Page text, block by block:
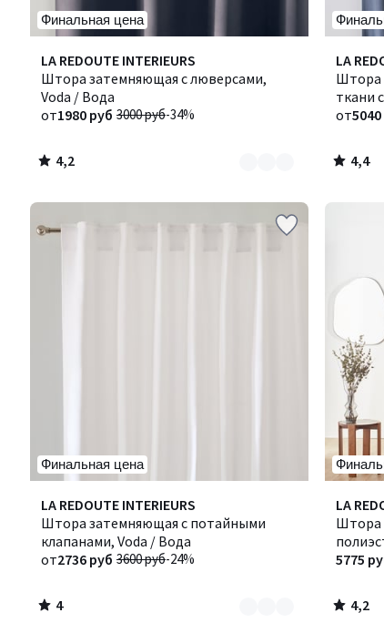
Финальная цена
LA REDOUTE INTERIEURS
Штора затемняющая с люверсами,
Voda / Вода
3000 руб-34%
от1980 руб
4,2
/ 5
Количество
цветов:
6
4,2
/
LA
Штора
ткани
от
4,4
/ 5
цветов:
4
4,4
/
Финальная цена
LA REDOUTE INTERIEURS
Штора затемняющая с потайными
клапанами, Voda / Вода
3600 руб-24%
от2736 руб
4
/
5
Количество
цветов:
5
4
/
LA
Штора
5775
4,2
/ 5
4,2
/